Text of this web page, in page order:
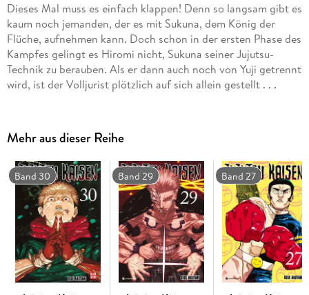
Dieses Mal muss es einfach klappen! Denn so langsam gibt es
kaum noch jemanden, der es mit Sukuna, dem König der
Flüche, aufnehmen kann. Doch schon in der ersten Phase des
Kampfes gelingt es Hiromi nicht, Sukuna seiner Jujutsu-
Technik zu berauben. Als er dann auch noch von Yuji getrennt
wird, ist der Volljurist plötzlich auf sich allein gestellt . . .
Mehr aus dieser Reihe
Band 30 Band 29 Band 27